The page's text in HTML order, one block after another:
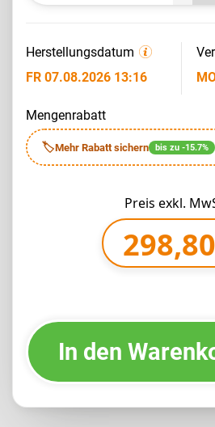
Herstellungsdatum
FR 07.08.2026 13:16
mengenrabatt
🏷Mehr Rabatt sichern bis zu -15.7%
Preis exkl.
In den